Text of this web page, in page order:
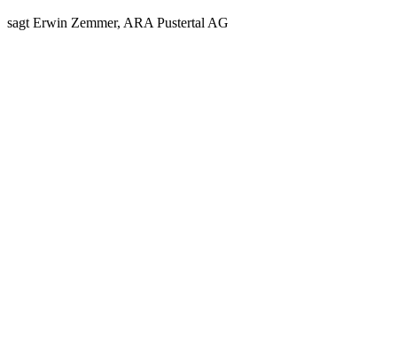
sagt Erwin Zemmer, ARA Pustertal AG